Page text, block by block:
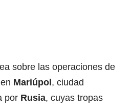
sobre las operaciones de
Mariúpol, ciudad
por Rusia, cuyas tropas